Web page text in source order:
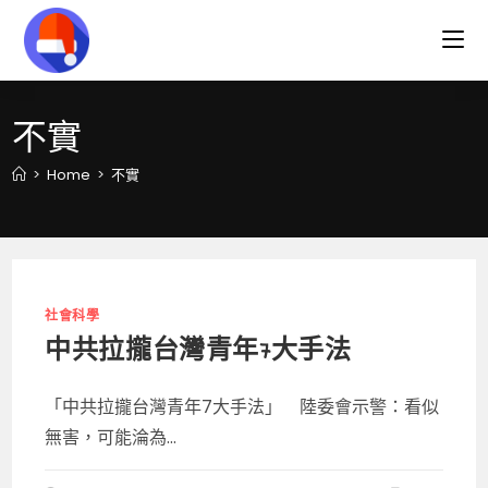
content
不實
> Home > 不實
社會科學
中共拉攏台灣青年7大手法
「中共拉攏台灣青年7大手法」 陸委會示警：看似
無害，可能淪為...